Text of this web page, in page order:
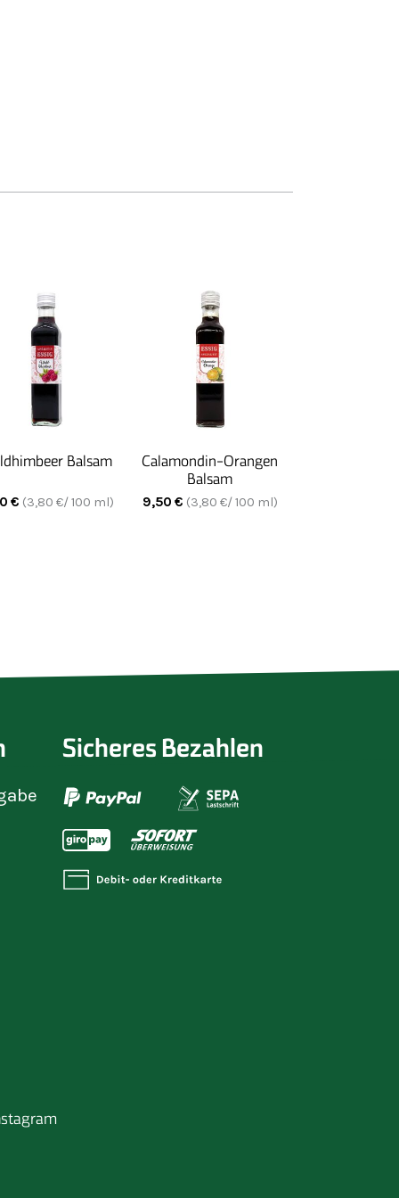
Balsam
€ (3,80 €/ 100 ml)
Calamondin-Orangen
Balsam
9,50 € (3,80 €/ 100 ml)
Sicheres Bezahlen